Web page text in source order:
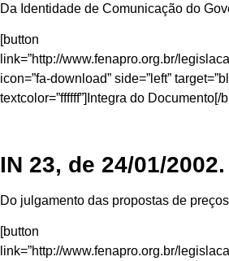
Da Identidade de Comunicação do
[button
link=”http://www.fenapro.org.br/
icon=”fa-download” side=”left”
textcolor=”ffffff”]Integra do Documento[/
IN 23, de 24/01/2002.
Do julgamento das propostas de
[button
link=”http://www.fenapro.org.br/